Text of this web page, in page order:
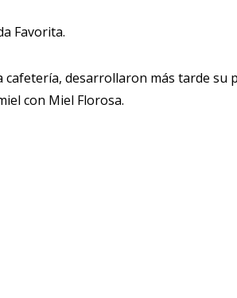
Favorita.
cafetería, desarrollaron más tarde su
con Miel Florosa.